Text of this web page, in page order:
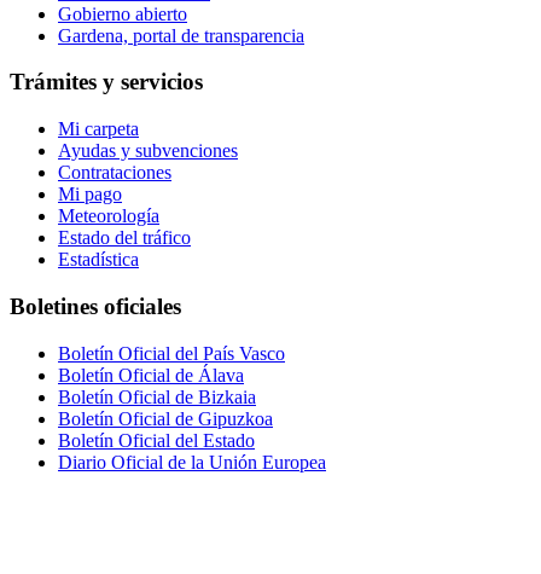
Gobierno abierto
Gardena, portal de transparencia
Trámites y servicios
Mi carpeta
Ayudas y subvenciones
Contrataciones
Mi pago
Meteorología
Estado del tráfico
Estadística
Boletines oficiales
Boletín Oficial del País Vasco
Boletín Oficial de Álava
Boletín Oficial de Bizkaia
Boletín Oficial de Gipuzkoa
Boletín Oficial del Estado
Diario Oficial de la Unión Europea